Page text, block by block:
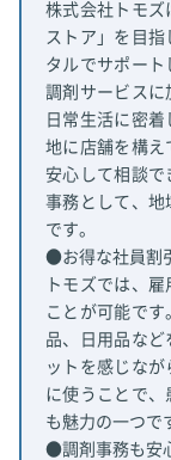
株式会社トモズ
ストア」を目
タルでサポート
調剤サービスに
日常生活に密
地に店舗を構え
安心して相談で
事務として、地
です。
●お得な社員割
トモズでは、
ことが可能で
品、日用品など
ットを感じな
に使うことで、
も魅力の一つで
●調剤事務も安